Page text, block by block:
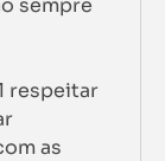
sempre
respeitar
as